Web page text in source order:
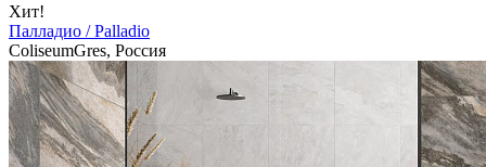
Хит!
Палладио / Palladio
ColiseumGres, Россия